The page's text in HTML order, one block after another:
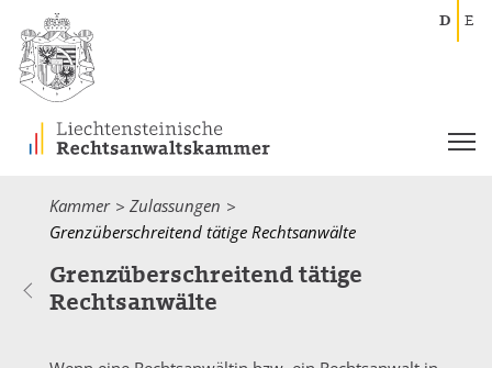
D E
Kammer
Zulassungen
Current:
Grenzüberschreitend tätige Rechtsanwälte
Grenzüberschreitend tätige
Rechtsanwälte